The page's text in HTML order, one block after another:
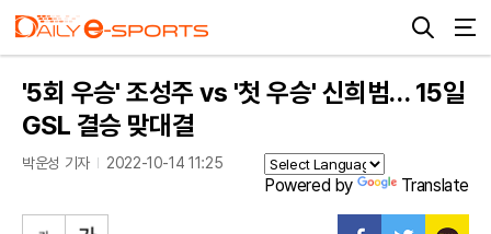
'5회 우승' 조성주 vs '첫 우승' 신희범… 15일
GSL 결승 맞대결
박운성 기자 2022-10-14 11:25
Powered by Translate